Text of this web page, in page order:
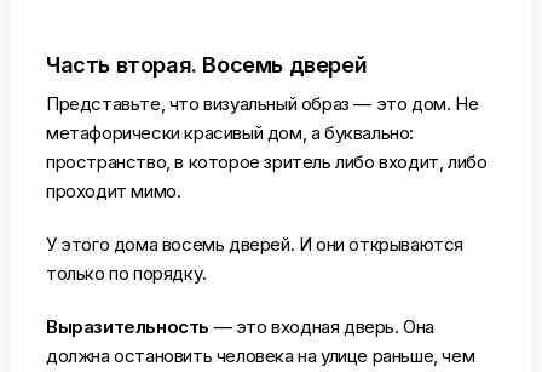
Часть вторая. Восемь дверей
Представьте, что визуальный образ — это дом. Не
метафорически красивый дом, а буквально:
пространство, в которое зритель либо входит, либо
проходит мимо.
У этого дома восемь дверей. И они открываются
только по порядку.
Выразительность — это входная дверь. Она
должна остановить человека на улице раньше, чем